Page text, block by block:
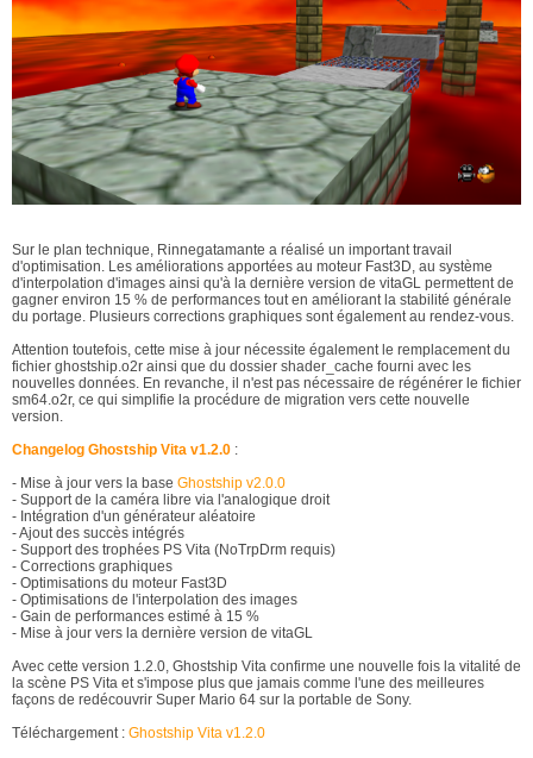
Sur le plan technique, Rinnegatamante a réalisé un important travail
d'optimisation. Les améliorations apportées au moteur Fast3D, au système
d'interpolation d'images ainsi qu'à la dernière version de vitaGL permettent de
gagner environ 15 % de performances tout en améliorant la stabilité générale
du portage. Plusieurs corrections graphiques sont également au rendez-vous.
Attention toutefois, cette mise à jour nécessite également le remplacement du
fichier ghostship.o2r ainsi que du dossier shader_cache fourni avec les
nouvelles données. En revanche, il n'est pas nécessaire de régénérer le fichier
sm64.o2r, ce qui simplifie la procédure de migration vers cette nouvelle
version.
Changelog Ghostship Vita v1.2.0 :
- Mise à jour vers la base Ghostship v2.0.0
- Support de la caméra libre via l'analogique droit
- Intégration d'un générateur aléatoire
- Ajout des succès intégrés
- Support des trophées PS Vita (NoTrpDrm requis)
- Corrections graphiques
- Optimisations du moteur Fast3D
- Optimisations de l'interpolation des images
- Gain de performances estimé à 15 %
- Mise à jour vers la dernière version de vitaGL
Avec cette version 1.2.0, Ghostship Vita confirme une nouvelle fois la vitalité de
la scène PS Vita et s'impose plus que jamais comme l'une des meilleures
façons de redécouvrir Super Mario 64 sur la portable de Sony.
Téléchargement : Ghostship Vita v1.2.0